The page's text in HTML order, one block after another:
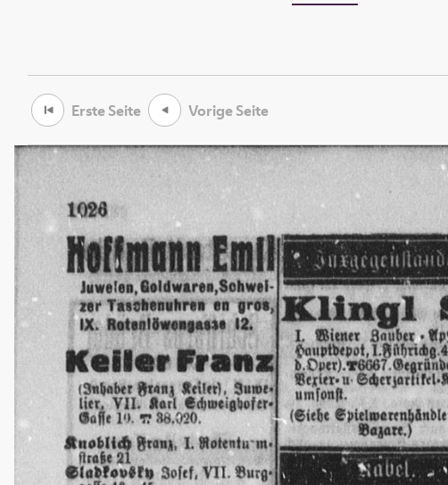
Erste Seite Vorige Seite